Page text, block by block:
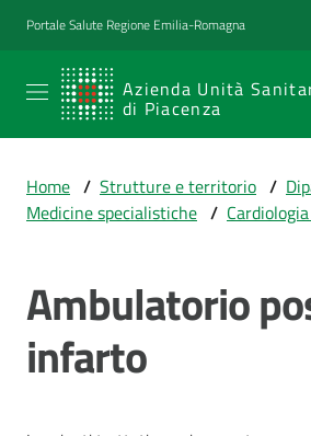
Vai al contenuto
Vai alla navigazione
Vai al footer
Portale Salute Regione Emilia-Romagna
Azienda Unità
di Piacenza
SERVIZIO
SANITARIO
Emilia-
Romagna
Sanitaria Locale
di Piacenza
Home / Strutture e territorio /
Medicine specialistiche /
Ambulatorio
infarto